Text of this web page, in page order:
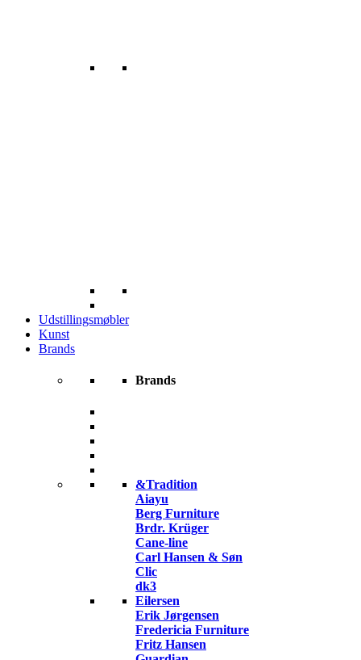
Udstillingsmøbler
Kunst
Brands
Brands
&Tradition
Aiayu
Berg Furniture
Brdr. Krüger
Cane-line
Carl Hansen & Søn
Clic
dk3
Eilersen
Erik Jørgensen
Fredericia Furniture
Fritz Hansen